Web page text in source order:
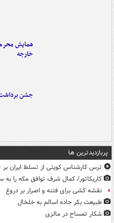
همایش محرم
خارجه
جشن برداشت
پربازدیدترین ها
ترس کارشناس کویتی از تسلط ایران بر
کاریکاتور/ کمال شرف توافق مکه را
نقشه کشی برای فتنه و اصرار بر دروغ
طبیعت بکر جاده اسالم به خلخال
شکار تمساح در مالزی